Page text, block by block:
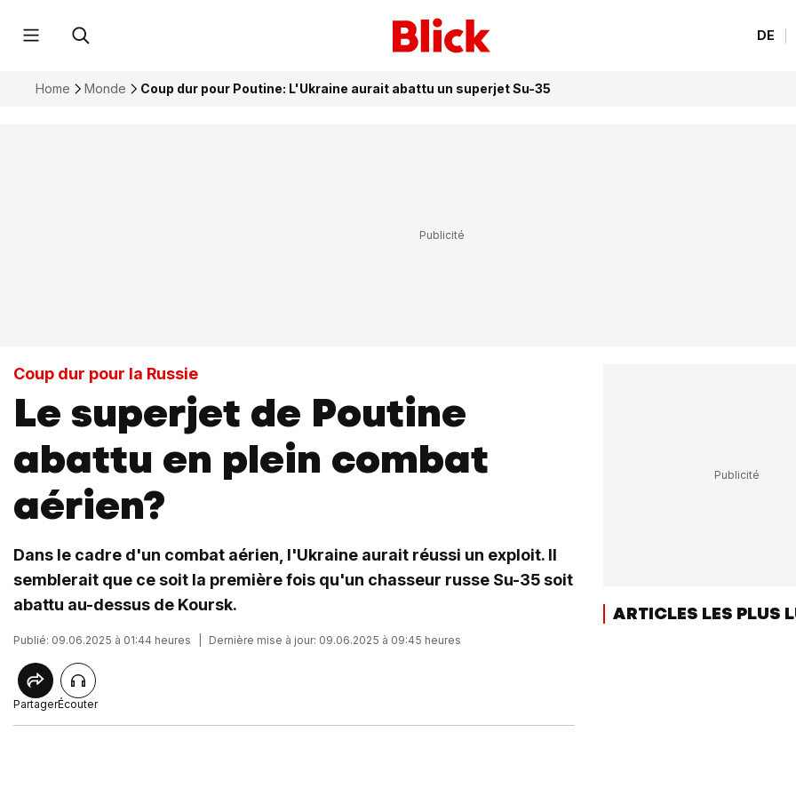
DE
Home Monde Coup dur pour Poutine: L'Ukraine aurait abattu un superjet Su-35
Coup dur pour la Russie
Le superjet de Poutine
abattu en plein combat
aérien?
Dans le cadre d'un combat aérien, l'Ukraine aurait réussi un exploit. Il
semblerait que ce soit la première fois qu'un chasseur russe Su-35 soit
abattu au-dessus de Koursk.
Publié: 09.06.2025 à 01:44 heures Dernière mise à jour: 09.06.2025 à 09:45 heures
PartagerÉcouter
ARTICLES LES PLUS